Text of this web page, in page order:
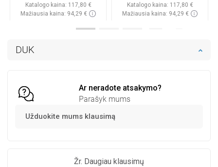
DUK
Ar neradote atsakymo?
Parašyk mums
Užduokite mums klausimą
Žr. Daugiau klausimų
Katalogo kaina: 117,80 €
Mažiausia kaina: 94,29 €
Katalogo kaina: 117,80 €
Mažiausia kaina: 94,29 €